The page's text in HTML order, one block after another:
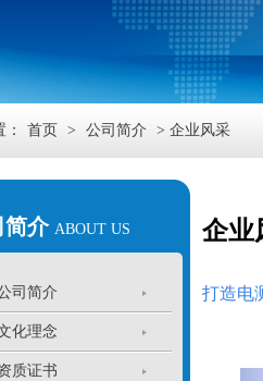
首页 > 公司简介 > 企业风采
简介 ABOUT US
司简介
化理念
质证书
企业
打造电